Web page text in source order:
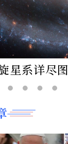
星系详尽图